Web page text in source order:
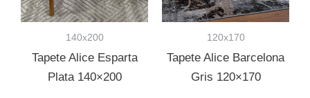
140x200
Tapete Alice Esparta
Plata 140×200
120x170
Tapete Alice Barcelona
Gris 120×170